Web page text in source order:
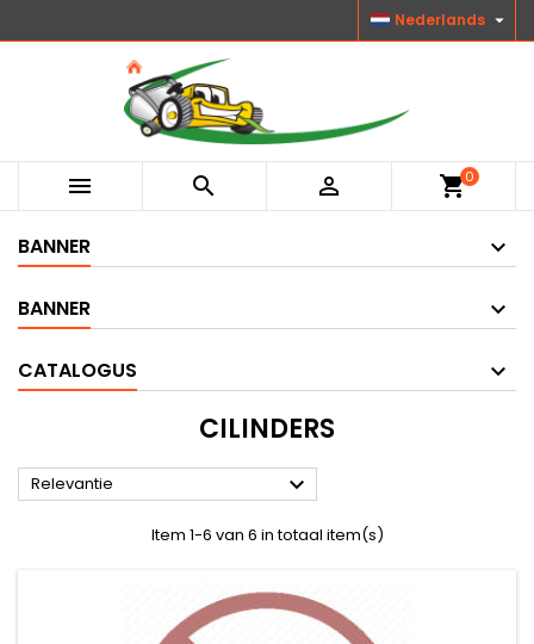
Nederlands 
   shopping_cart0
BANNER
BANNER
CATALOGUS
CILINDERS
Relevantie 
Item 1-6 van 6 in totaal item(s)